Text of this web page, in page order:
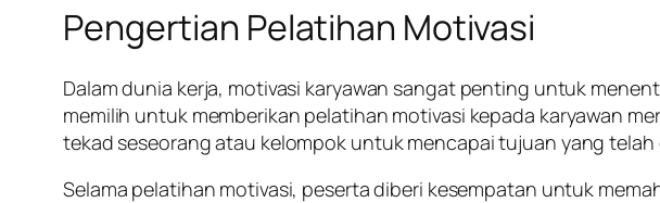
Pengertian Pelatihan Motivasi
Dalam dunia kerja, motivasi karyawan sangat penting untuk
memilih untuk memberikan pelatihan motivasi kepada karyawan
tekad seseorang atau kelompok untuk mencapai tujuan yang
Selama pelatihan motivasi, peserta diberi kesempatan untuk